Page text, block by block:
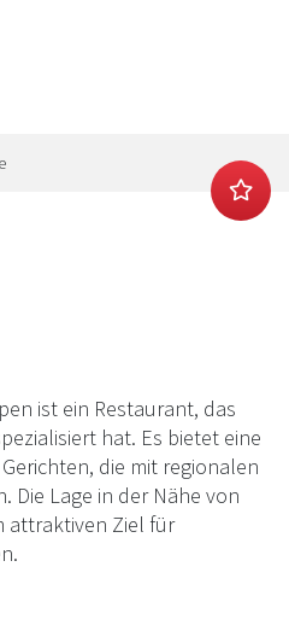
ist ein Restaurant, das
hat. Es bietet eine
die mit regionalen
Die Lage in der Nähe von
attraktiven Ziel für